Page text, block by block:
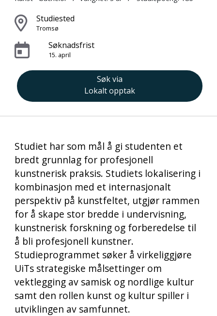
Studiested
Tromsø
Søknadsfrist
15. april
Søk via
Lokalt opptak
Studiet har som mål å gi studenten et
bredt grunnlag for profesjonell
kunstnerisk praksis. Studiets lokalisering i
kombinasjon med et internasjonalt
perspektiv på kunstfeltet, utgjør rammen
for å skape stor bredde i undervisning,
kunstnerisk forskning og forberedelse til
å bli profesjonell kunstner.
Studieprogrammet søker å virkeliggjøre
UiTs strategiske målsettinger om
vektlegging av samisk og nordlige kultur
samt den rollen kunst og kultur spiller i
utviklingen av samfunnet.